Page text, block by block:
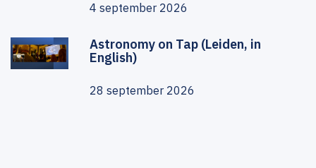
4 september 2026
Astronomy on Tap (Leiden, in
English)
28 september 2026